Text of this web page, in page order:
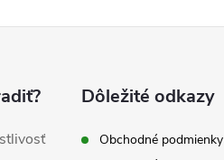
Dôležité odkazy
Obchodné podmienky